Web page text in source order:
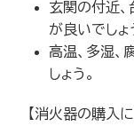
玄関の付近
が良いでしょ
高温、多湿、
しょう。
【消火器の購入に